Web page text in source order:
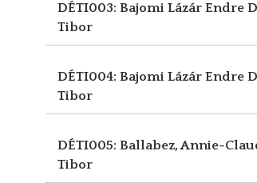
DÉTI003: Bajomi Lázár Endre
Tibor
DÉTI004: Bajomi Lázár Endre
Tibor
DÉTI005: Ballabez, Annie-
Tibor